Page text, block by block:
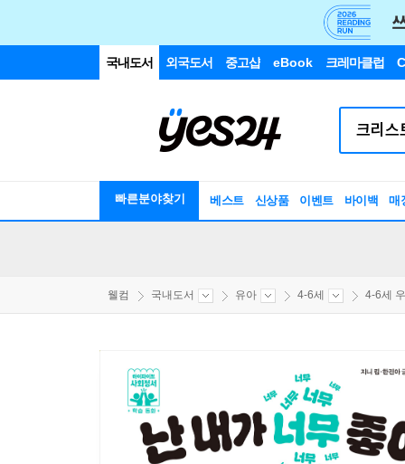
국내도서 외국도서 중고샵 eBook 크레마클럽
빠른분야찾기 베스트 신상품 이벤트 바이백 매
웰컴 국내도서 유아 4-6세 4-6세